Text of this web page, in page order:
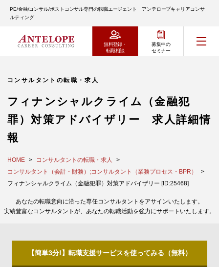
PE/金融/コンサル/ポストコンサル専門の転職エージェント アンテロープキャリアコンサ
ルティング
無料登録・
転職相談
募集中の
セミナー
コンサルタントの転職・求人
フィナンシャルクライム（金融犯
罪）対策アドバイザリー 求人詳細情
報
HOME
コンサルタントの転職・求人
コンサルタント（会計・財務）;コンサルタント（業務プロセス・BPR）
フィナンシャルクライム（金融犯罪）対策アドバイザリー [ID:25468]
あなたの転職意向に沿った専任コンサルタントをアサインいたします。
実績豊富なコンサルタントが、あなたの転職活動を強力にサポートいたします。
【簡単3分!】転職支援サービスを使ってみる（無料）